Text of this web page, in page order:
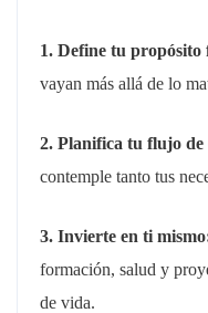
1. Define tu propósito
vayan más allá de lo
2. Planifica tu flujo de
contemple tanto tus
3. Invierte en ti
formación, salud y
de vida.